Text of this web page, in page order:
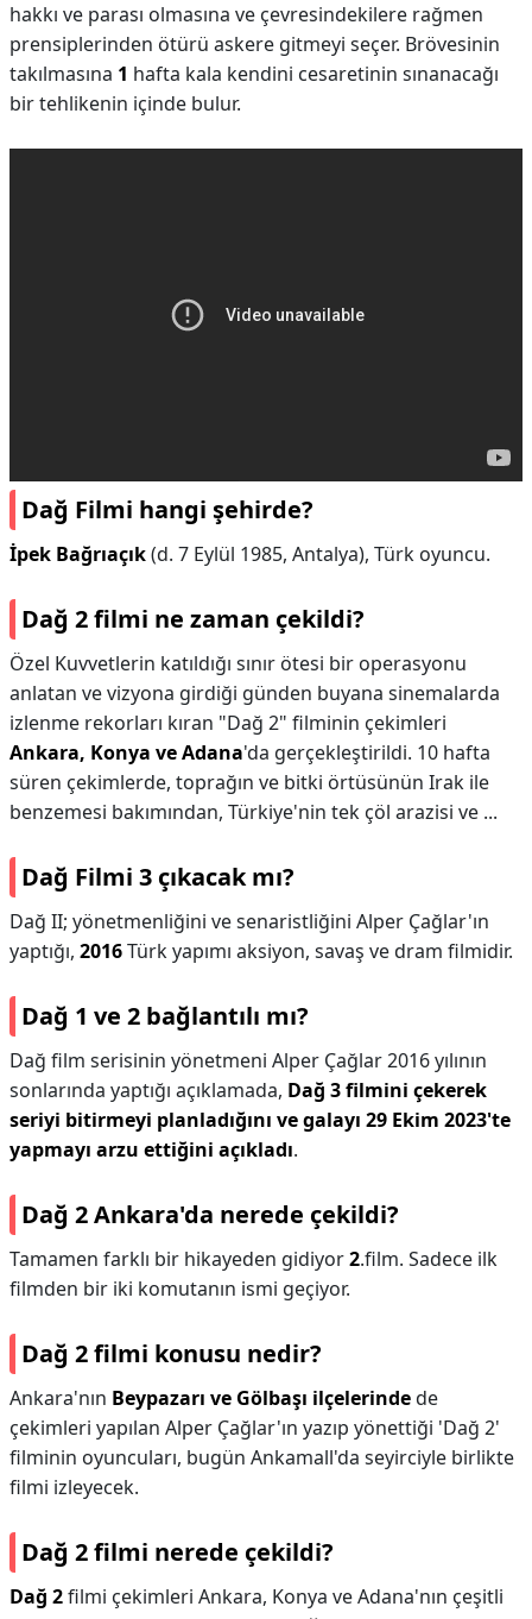
hakkı ve parası olmasına ve çevresindekilere rağmen
prensiplerinden ötürü askere gitmeyi seçer. Brövesinin
takılmasına 1 hafta kala kendini cesaretinin sınanacağı
bir tehlikenin içinde bulur.
Dağ Filmi hangi şehirde?
İpek Bağrıaçık(d. 7 Eylül 1985, Antalya), Türk oyuncu.
Dağ 2 filmi ne zaman çekildi?
Özel Kuvvetlerin katıldığı sınır ötesi bir operasyonu
anlatan ve vizyona girdiği günden buyana sinemalarda
izlenme rekorları kıran "Dağ 2" filminin çekimleri
Ankara, Konya ve Adana'da gerçekleştirildi. 10 hafta
süren çekimlerde, toprağın ve bitki örtüsünün Irak ile
benzemesi bakımından, Türkiye'nin tek çöl arazisi ve ...
Dağ Filmi 3 çıkacak mı?
Dağ II; yönetmenliğini ve senaristliğini Alper Çağlar'ın
yaptığı, 2016Türk yapımı aksiyon, savaş ve dram filmidir.
Dağ 1 ve 2 bağlantılı mı?
Dağ film serisinin yönetmeni Alper Çağlar 2016 yılının
sonlarında yaptığı açıklamada, Dağ 3 filmini çekerek
seriyi bitirmeyi planladığını ve galayı 29 Ekim 2023'te
yapmayı arzu ettiğini açıkladı.
Dağ 2 Ankara'da nerede çekildi?
Tamamen farklı bir hikayeden gidiyor2.film. Sadece ilk
filmden bir iki komutanın ismi geçiyor.
Dağ 2 filmi konusu nedir?
Ankara'nın Beypazarı ve Gölbaşı ilçelerindede
çekimleri yapılan Alper Çağlar'ın yazıp yönettiği 'Dağ 2'
filminin oyuncuları, bugün Ankamall'da seyirciyle birlikte
filmi izleyecek.
Dağ 2 filmi nerede çekildi?
Dağ 2filmi çekimleri Ankara, Konya ve Adana'nın çeşitli